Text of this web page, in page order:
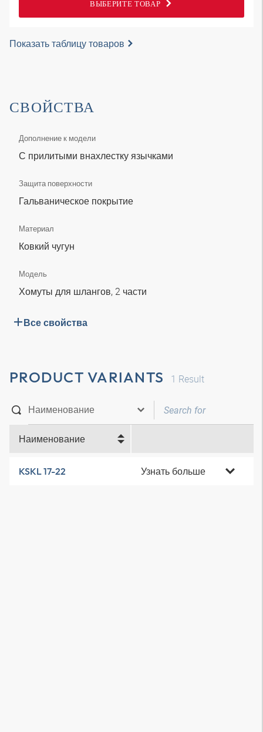
ВЫБЕРИТЕ ТОВАР
Показать таблицу товаров
СВОЙСТВА
Дополнение к модели
С прилитыми внахлестку язычками
Защита поверхности
Гальваническое покрытие
Материал
Ковкий чугун
Модель
Хомуты для шлангов, 2 части
Все свойства
PRODUCT VARIANTS 1 Result
Наименование
KSKL 17-22 Узнать больше